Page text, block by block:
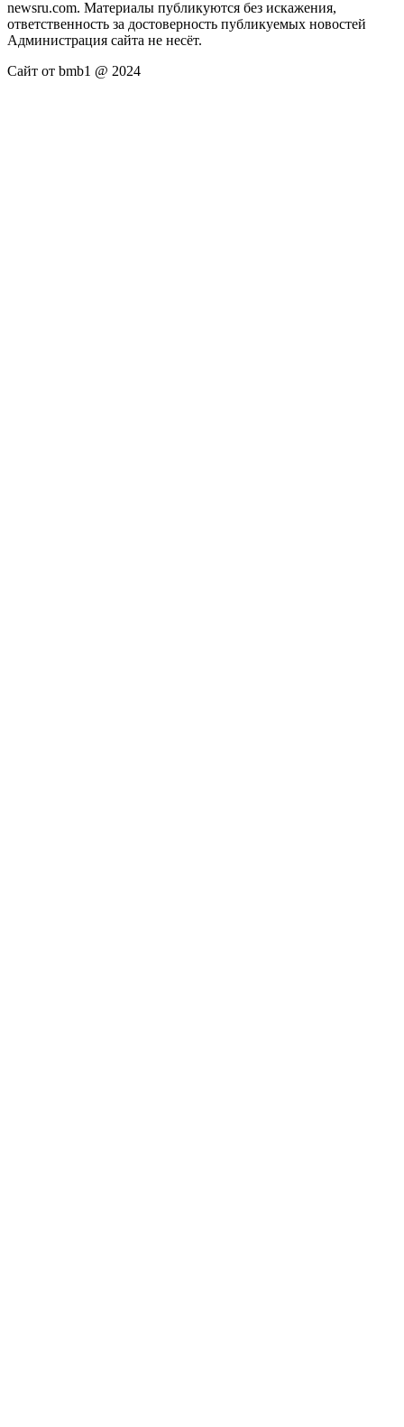
newsru.com. Материалы публикуются без искажения,
ответственность за достоверность публикуемых новостей
Администрация сайта не несёт.
Сайт от bmb1 @ 2024